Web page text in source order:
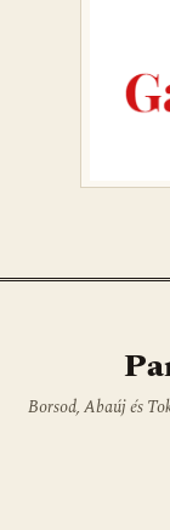
Borsod, Abaúj és